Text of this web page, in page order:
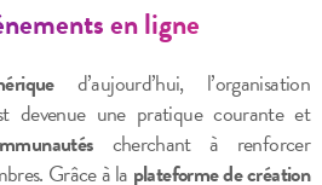
en ligne
d’aujourd’hui, l’organisation
devenue une pratique courante et
cherchant à renforcer
Grâce à la plateforme de création